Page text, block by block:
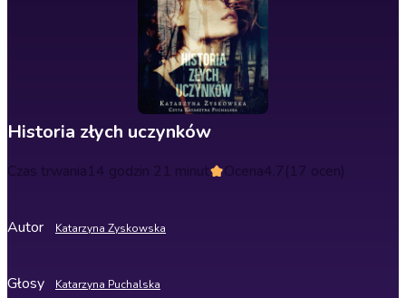
Historia złych uczynków
Czas trwania14 godzin 21 minut Ocena4.7(17 ocen)
Autor Katarzyna Zyskowska
Głosy Katarzyna Puchalska